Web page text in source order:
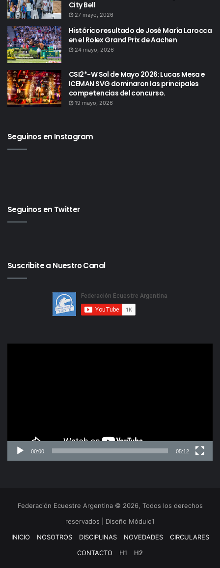
City Bell
27 mayo, 2026
Histórico resultado de José María Larocca
en el Rolex Grand Prix de Aachen
24 mayo, 2026
CSI2*-W Sol de Mayo 2026: Lucas Mesa e
ICEMAN SVG dominaron las principales
competencias del concurso.
19 mayo, 2026
Seguinos en Instagram
Seguinos en Twitter
Suscribite a Nuestro Canal
00:00 05:12
Federación Ecuestre Argentina © 2026, Todos los derechos
reservados | Diseño Módulo1
INICIO
NOSOTROS DISCIPLINAS NOVEDADES
CIRCULARES
CONTACTO
H1 H2